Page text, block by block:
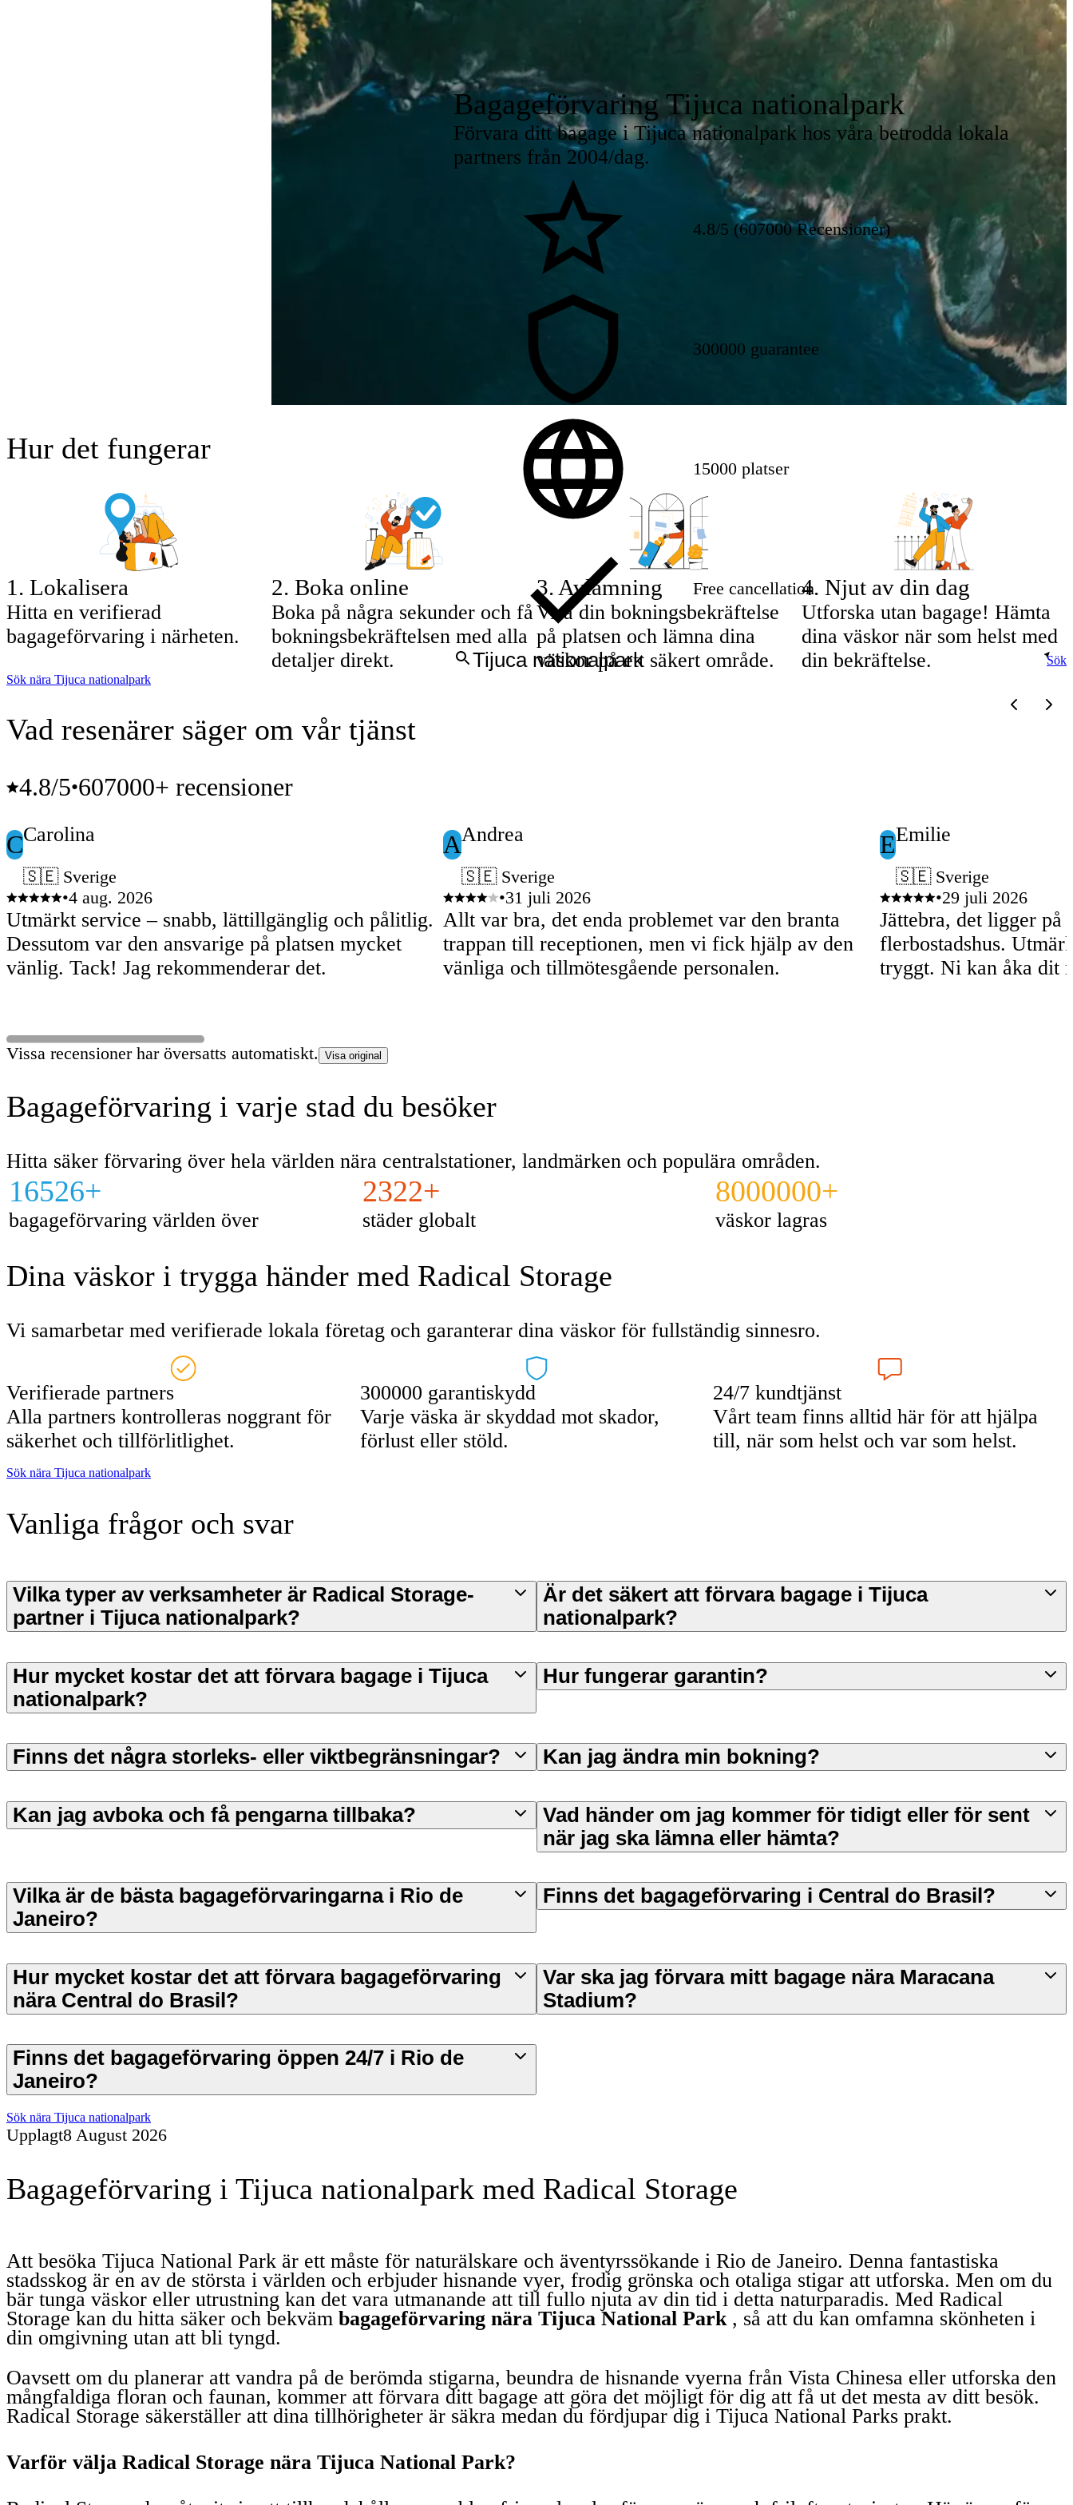
Bagageförvaring Tijuca nationalpark
Förvara ditt bagage i Tijuca nationalpark hos våra betrodda lokala
partners från 2004/dag.
4.8/5 (607000 Recensioner)
300000 guarantee
15000 platser
Free cancellation
Sök
Hur det fungerar
1 . Lokalisera
Hitta en verifierad
bagageförvaring i närheten.
2. Boka online
Boka på några sekunder och få
bokningsbekräftelsen med alla
detaljer direkt.
3. Avlämning
Visa din bokningsbekräftelse
på platsen och lämna dina
väskor på ett säkert område.
4. Njut av din dag
Utforska utan bagage! Hämta
dina väskor när som helst med
din bekräftelse.
Sök nära Tijuca nationalpark
Vad resenärer säger om vår tjänst
4.8/5•607000+ recensioner
CCarolina
🇸🇪 Sverige
•4 aug. 2026
Utmärkt service – snabb, lättillgänglig och pålitlig.
Dessutom var den ansvarige på platsen mycket
vänlig. Tack! Jag rekommenderar det.
AAndrea
🇸🇪 Sverige
•31 juli 2026
Allt var bra, det enda problemet var den branta
trappan till receptionen, men vi fick hjälp av den
vänliga och tillmötesgående personalen.
EEmilie
🇸🇪 Sverige
•29 juli 2026
Jättebra, det ligger på
flerbostadshus.
tryggt. Ni kan åka dit
Vissa recensioner har översatts automatiskt. Visa original
Bagageförvaring i varje stad du besöker
Hitta säker förvaring över hela världen nära centralstationer, landmärken och populära områden.
16526+
bagageförvaring världen över
2322+
städer globalt
8000000+
väskor lagras
Dina väskor i trygga händer med Radical Storage
Vi samarbetar med verifierade lokala företag och garanterar dina väskor för fullständig sinnesro.
Verifierade partners
Alla partners kontrolleras noggrant för
säkerhet och tillförlitlighet.
300000 garantiskydd
Varje väska är skyddad mot skador,
förlust eller stöld.
24/7 kundtjänst
Vårt team finns alltid här för att hjälpa
till, när som helst och var som helst.
Sök nära Tijuca nationalpark
Vanliga frågor och svar
Vilka typer av verksamheter är Radical Storage-
partner i Tijuca nationalpark?
Är det säkert att förvara bagage i Tijuca
nationalpark?
Hur mycket kostar det att förvara bagage i Tijuca
nationalpark?
Hur fungerar garantin?
Finns det några storleks- eller viktbegränsningar? Kan jag ändra min bokning?
Kan jag avboka och få pengarna tillbaka?
Vad händer om jag kommer för tidigt eller för sent
när jag ska lämna eller hämta?
Vilka är de bästa bagageförvaringarna i Rio de
Janeiro?
Finns det bagageförvaring i Central do Brasil?
Hur mycket kostar det att förvara bagageförvaring
nära Central do Brasil?
Var ska jag förvara mitt bagage nära Maracana
Stadium?
Finns det bagageförvaring öppen 24/7 i Rio de
Janeiro?
Sök nära Tijuca nationalpark
Upplagt8 August 2026
Bagageförvaring i Tijuca nationalpark med Radical Storage
Att besöka Tijuca National Park är ett måste för naturälskare och äventyrssökande i Rio de Janeiro. Denna fantastiska
stadsskog är en av de största i världen och erbjuder hisnande vyer, frodig grönska och otaliga stigar att utforska. Men om du
bär tunga väskor eller utrustning kan det vara utmanande att till fullo njuta av din tid i detta naturparadis. Med Radical
Storage kan du hitta säker och bekväm bagageförvaring nära Tijuca National Park, så att du kan omfamna skönheten i
din omgivning utan att bli tyngd.
Oavsett om du planerar att vandra på de berömda stigarna, beundra de hisnande vyerna från Vista Chinesa eller utforska den
mångfaldiga floran och faunan, kommer att förvara ditt bagage att göra det möjligt för dig att få ut det mesta av ditt besök.
Radical Storage säkerställer att dina tillhörigheter är säkra medan du fördjupar dig i Tijuca National Parks prakt.
Varför välja Radical Storage nära Tijuca National Park?